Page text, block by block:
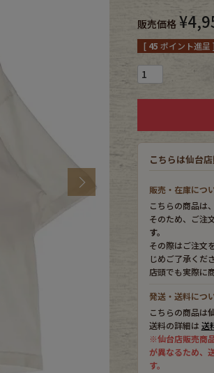
販売価格 ¥
[ 45 ポイント進呈 ]
こちらは仙台
販売・在庫につ
こちらの商品は
そのため、ご注
す。
その際はご注文
じめご了承くだ
店頭でも実際に
発送・送料につ
こちらの商品は
送料の詳細は 送
※仙台店販売商
が異なるため、
す。